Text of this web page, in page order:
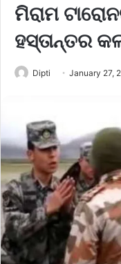
ମିରାମ
ହସ୍ତାନ୍ତର
Dipti January 27,